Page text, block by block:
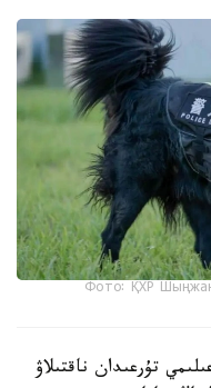
Фото: ҚХР
تۇرعىدان ناقتىلاۋ